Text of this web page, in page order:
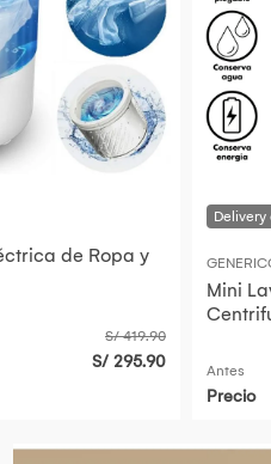
de Ropa y
S/ 419.90
S/ 295.90
Mini
Antes
Precio